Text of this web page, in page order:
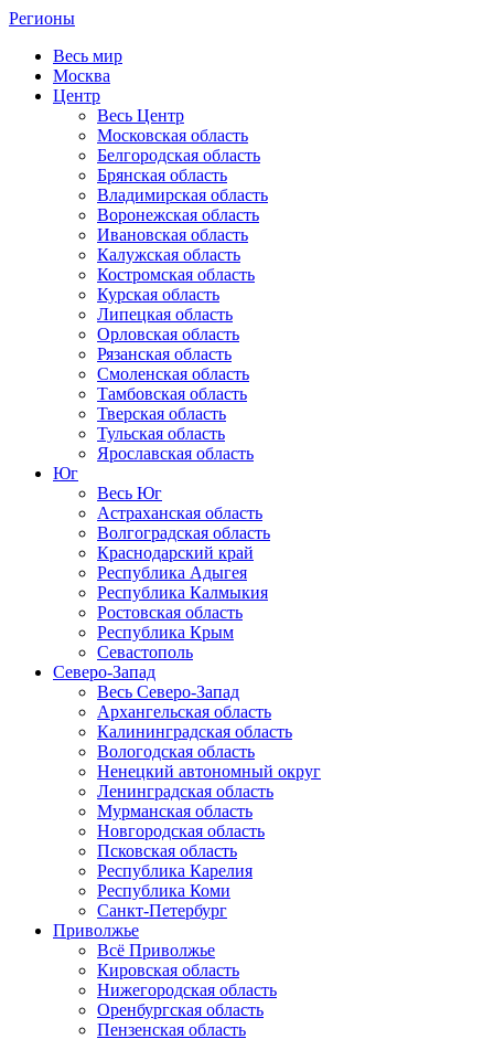
Регионы
Весь мир
Москва
Центр
Весь Центр
Московская область
Белгородская область
Брянская область
Владимирская область
Воронежская область
Ивановская область
Калужская область
Костромская область
Курская область
Липецкая область
Орловская область
Рязанская область
Смоленская область
Тамбовская область
Тверская область
Тульская область
Ярославская область
Юг
Весь Юг
Астраханская область
Волгоградская область
Краснодарский край
Республика Адыгея
Республика Калмыкия
Ростовская область
Республика Крым
Севастополь
Северо-Запад
Весь Северо-Запад
Архангельская область
Калининградская область
Вологодская область
Ненецкий автономный округ
Ленинградская область
Мурманская область
Новгородская область
Псковская область
Республика Карелия
Республика Коми
Санкт-Петербург
Приволжье
Всё Приволжье
Кировская область
Нижегородская область
Оренбургская область
Пензенская область